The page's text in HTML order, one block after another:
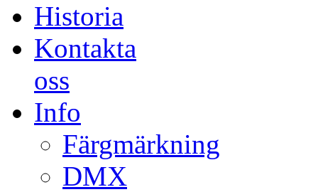
Historia
Kontakta
oss
Info
Färgmärkning
DMX